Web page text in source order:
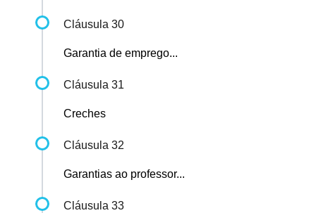
Cláusula 30
Garantia de emprego...
Cláusula 31
Creches
Cláusula 32
Garantias ao professor...
Cláusula 33